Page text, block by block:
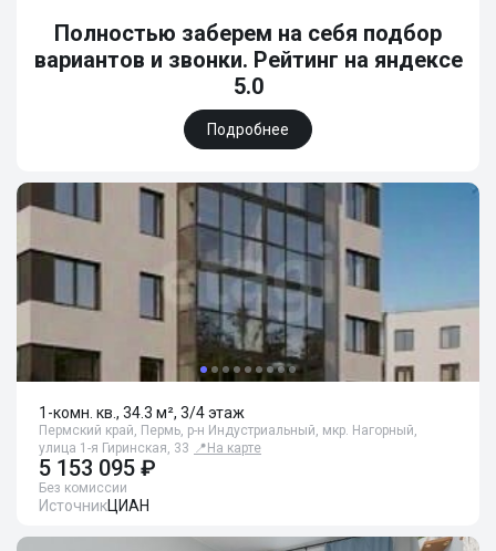
Полностью заберем на себя подбор
вариантов и звонки. Рейтинг на яндексе
5.0
Подробнее
1-комн. кв., 34.3 м², 3/4 этаж
Пермский край, Пермь, р-н Индустриальный, мкр. Нагорный,
улица 1-я Гиринская, 33 📍 На карте
5 153 095 ₽
Без комиссии
ИсточникЦИАН